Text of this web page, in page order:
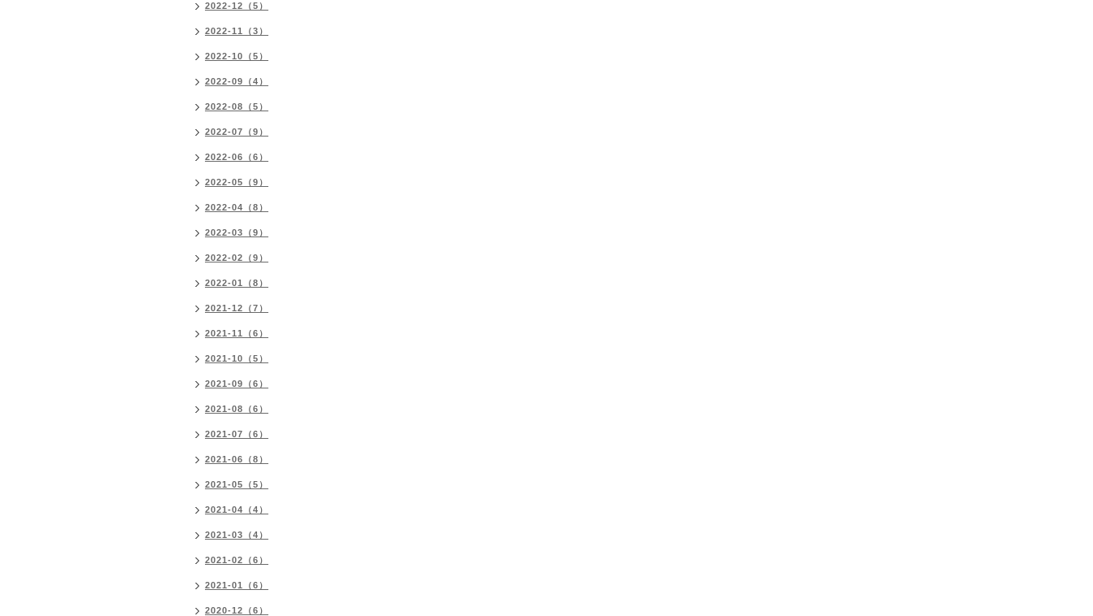
2022-12（5）
2022-11（3）
2022-10（5）
2022-09（4）
2022-08（5）
2022-07（9）
2022-06（6）
2022-05（9）
2022-04（8）
2022-03（9）
2022-02（9）
2022-01（8）
2021-12（7）
2021-11（6）
2021-10（5）
2021-09（6）
2021-08（6）
2021-07（6）
2021-06（8）
2021-05（5）
2021-04（4）
2021-03（4）
2021-02（6）
2021-01（6）
2020-12（6）